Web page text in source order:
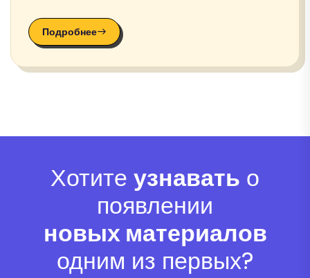
Подробнее
Хотите узнавать о
появлении
новых материалов
одним из первых?